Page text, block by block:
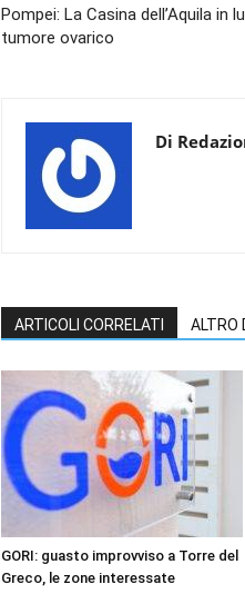
Pompei: La Casina dell’Aquila in
tumore ovarico
Di
ARTICOLI CORRELATI ALTRO
GORI: guasto improvviso a Torre del
Greco, le zone interessate